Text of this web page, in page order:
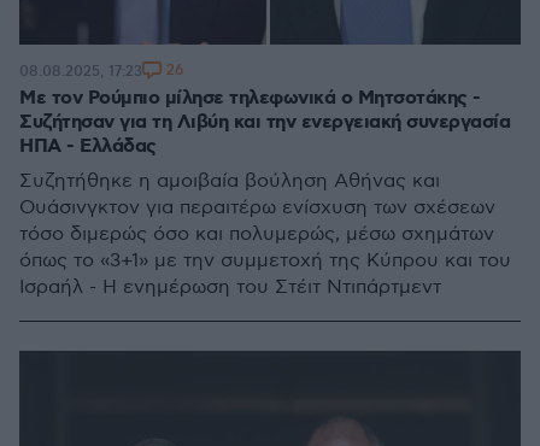
Με τον Ρούμπιο μίλησε τηλεφωνικά ο Μητσοτάκης -
Συζήτησαν για τη Λιβύη και την ενεργειακή συνεργασία
ΗΠΑ - Ελλάδας
Συζητήθηκε η αμοιβαία βούληση Αθήνας και
Ουάσινγκτον για περαιτέρω ενίσχυση των σχέσεων
τόσο διμερώς όσο και πολυμερώς, μέσω σχημάτων
όπως το «3+1» με την συμμετοχή της Κύπρου και του
Ισραήλ - Η ενημέρωση του Στέιτ Ντιπάρτμεντ
08.08.2025, 17:23 26